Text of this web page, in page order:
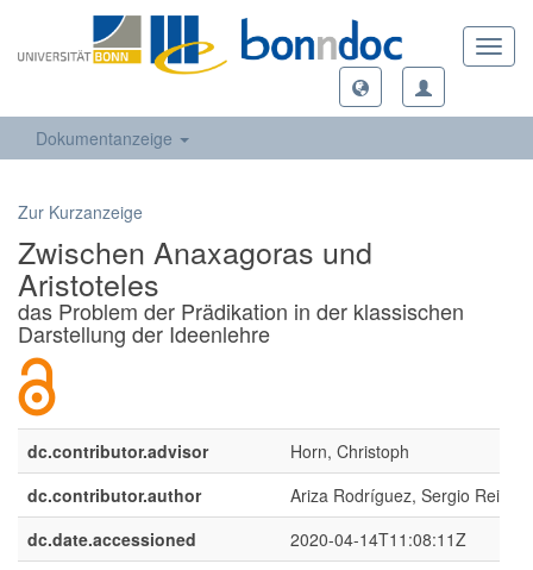
Dokumentanzeige
Zur Kurzanzeige
Zwischen Anaxagoras und
Aristoteles
das Problem der Prädikation in der klassischen
Darstellung der Ideenlehre
dc.contributor.advisor
Horn, Christoph
dc.contributor.author
Ariza Rodríguez, Sergio Reinel
dc.date.accessioned
2020-04-14T11:08:11Z